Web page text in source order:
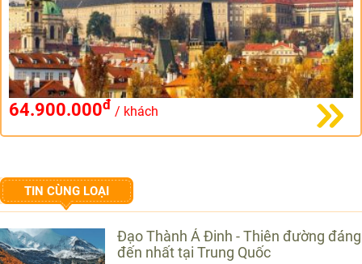
64.900.000đ / khách
TIN CÙNG LOẠI
Đạo Thành Á Đinh - Thiên đường đáng
đến nhất tại Trung Quốc